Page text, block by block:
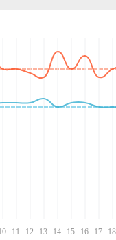
11 12 13 14 15 16 17 18